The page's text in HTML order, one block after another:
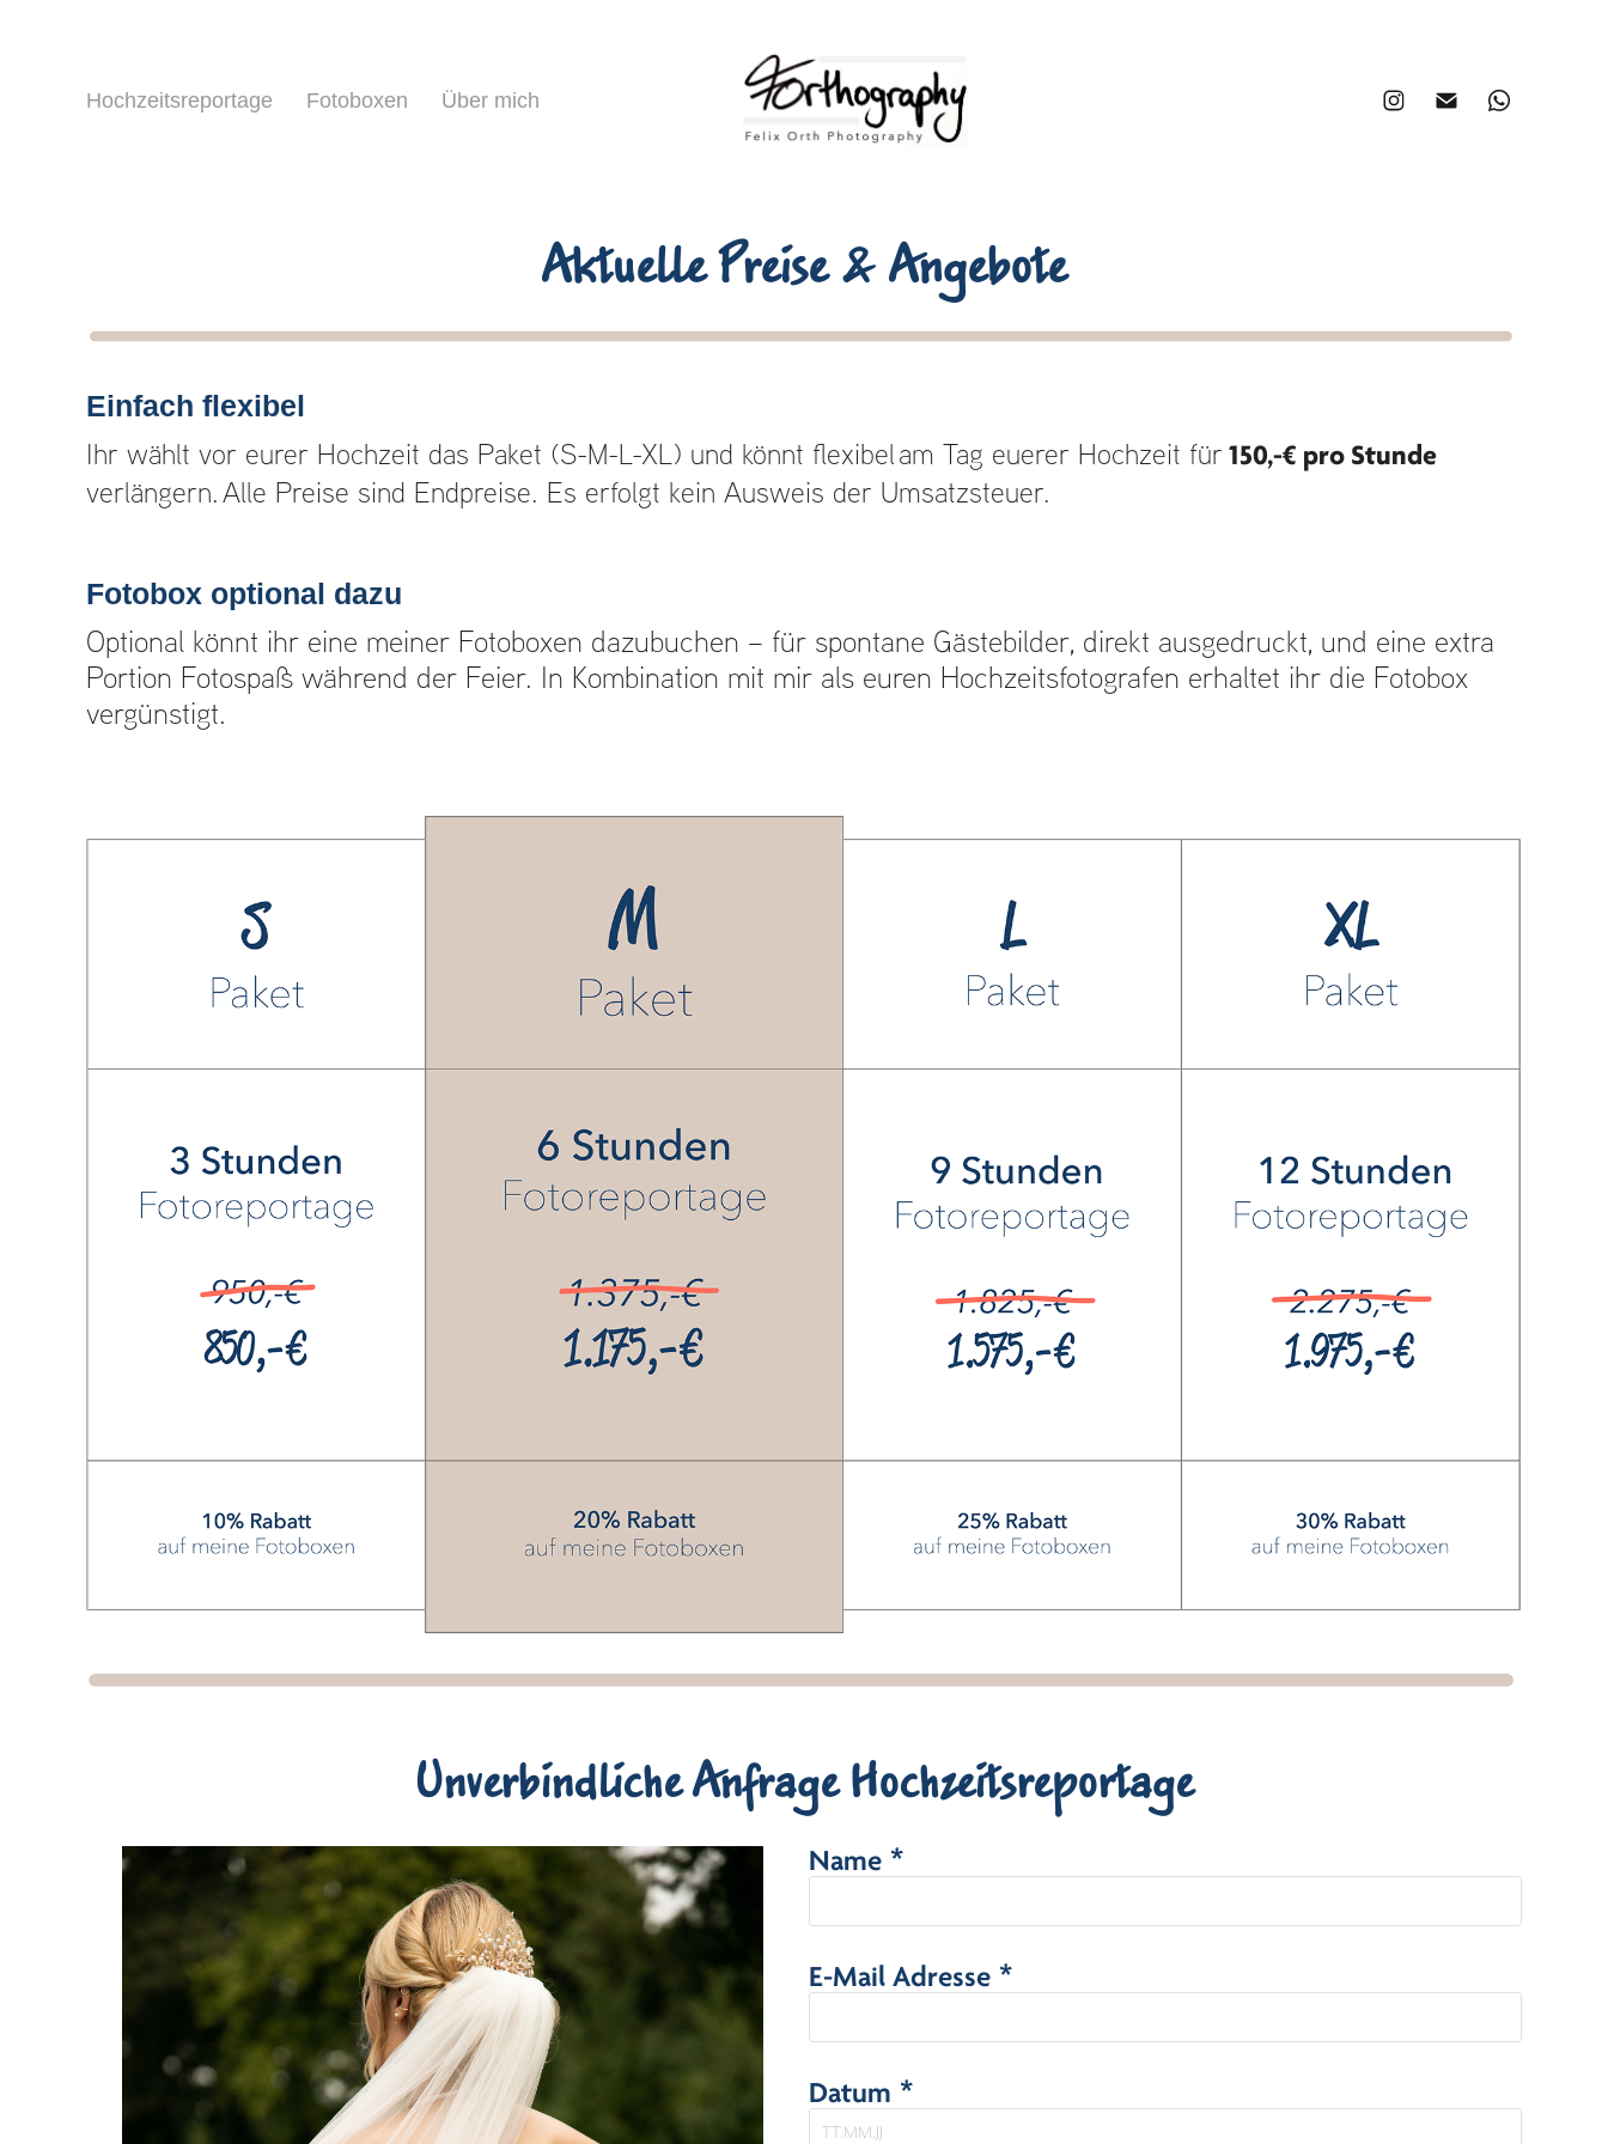
Hochzeitsreportage Fotoboxen Über mich
Aktuelle Preise & Angebote
Einfach flexibel
Ihr wählt vor eurer Hochzeit das Paket (S-M-L-XL) und könnt flexibel am Tag euerer Hochzeit für 150,-€ pro Stunde
verlängern. Alle Preise sind Endpreise. Es erfolgt kein Ausweis der Umsatzsteuer.
Fotobox optional dazu
Optional könnt ihr eine meiner Fotoboxen dazubuchen – für spontane Gästebilder, direkt ausgedruckt, und eine extra
Portion Fotospaß während der Feier.​ In Kombination mit mir als euren Hochzeitsfotografen erhaltet ihr die Fotobox
vergünstigt.
Unverbindliche Anfrage Hochzeitsreportage
Name *
E-Mail Adresse *
Datum *